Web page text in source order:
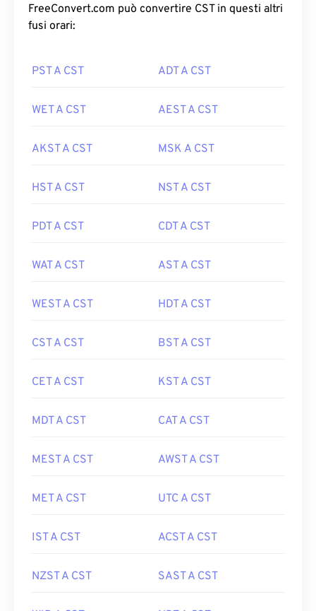
FreeConvert.com può convertire CST in questi altri
fusi orari:
PST A CST ADT A CST
WET A CST AEST A CST
AKST A CST MSK A CST
HST A CST NST A CST
PDT A CST CDT A CST
WAT A CST AST A CST
WEST A CST HDT A CST
CST A CST BST A CST
CET A CST KST A CST
MDT A CST CAT A CST
MEST A CST AWST A CST
MET A CST UTC A CST
IST A CST ACST A CST
NZST A CST SAST A CST